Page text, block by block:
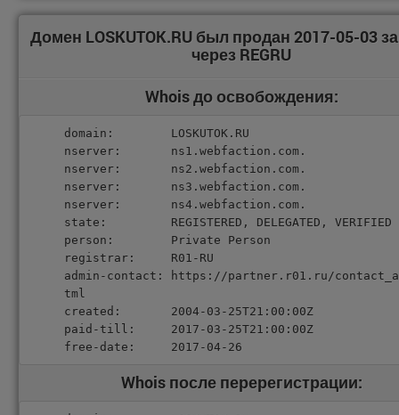
Домен LOSKUTOK.RU был продан 2017-05-03
через REGRU
Whois до освобождения:
domain:        LOSKUTOK.RU
nserver:       ns1.webfaction.com.
nserver:       ns2.webfaction.com.
nserver:       ns3.webfaction.com.
nserver:       ns4.webfaction.com.
state:         REGISTERED, DELEGATED, VERIFIED
person:        Private Person
registrar:     R01-RU
admin-contact: https://partner.r01.ru/
tml
created:       2004-03-25T21:00:00Z
paid-till:     2017-03-25T21:00:00Z
free-date:     2017-04-26
Whois после перерегистрации: